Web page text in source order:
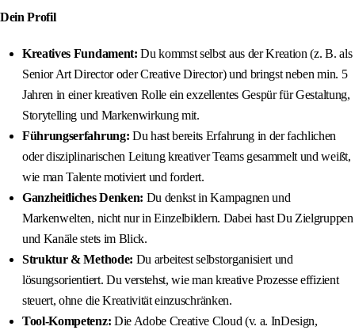
Dein Profil
Kreatives Fundament: Du kommst selbst aus der Kreation (z. B. als
Senior Art Director oder Creative Director) und bringst neben min. 5
Jahren in einer kreativen Rolle ein exzellentes Gespür für Gestaltung,
Storytelling und Markenwirkung mit.
Führungserfahrung: Du hast bereits Erfahrung in der fachlichen
oder disziplinarischen Leitung kreativer Teams gesammelt und weißt,
wie man Talente motiviert und fordert.
Ganzheitliches Denken: Du denkst in Kampagnen und
Markenwelten, nicht nur in Einzelbildern. Dabei hast Du Zielgruppen
und Kanäle stets im Blick.
Struktur & Methode: Du arbeitest selbstorganisiert und
lösungsorientiert. Du verstehst, wie man kreative Prozesse effizient
steuert, ohne die Kreativität einzuschränken.
Tool-Kompetenz: Die Adobe Creative Cloud (v. a. InDesign,